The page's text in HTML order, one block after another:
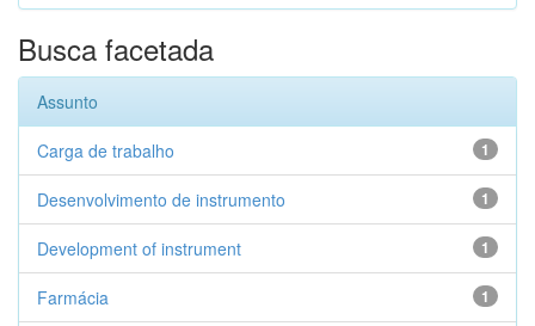
Busca facetada
Assunto
1
Carga de trabalho
1
Desenvolvimento de instrumento
1
Development of instrument
1
Farmácia